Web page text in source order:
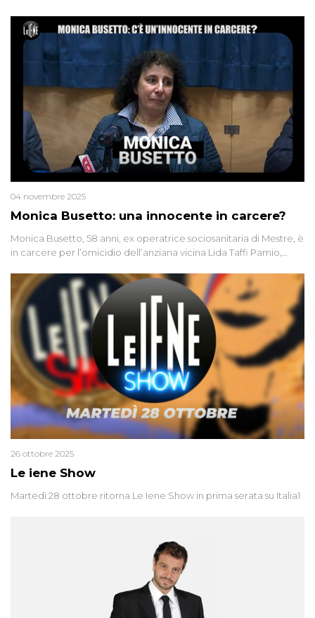
Monica Busetto: una innocente in carcere?
04 novembre 2025
Monica Busetto, 58 anni, ex operatrice sociosanitaria di Mestre, è
in carcere per l’omicidio dell’anziana vicina Lida Taffi Pamio,
minuscola su una collanina, Monica si proclama innocente. Nel
2015 un’altra donna confessa lo stesso delitto, poi ritratta. Due
colpevoli per un solo omicidio: errore giudiziario o giustizia
cieca?
Le iene Show
26 ottobre 2025
Martedì 28 ottobre ritorna Le Iene Show in prima serata su Italia1